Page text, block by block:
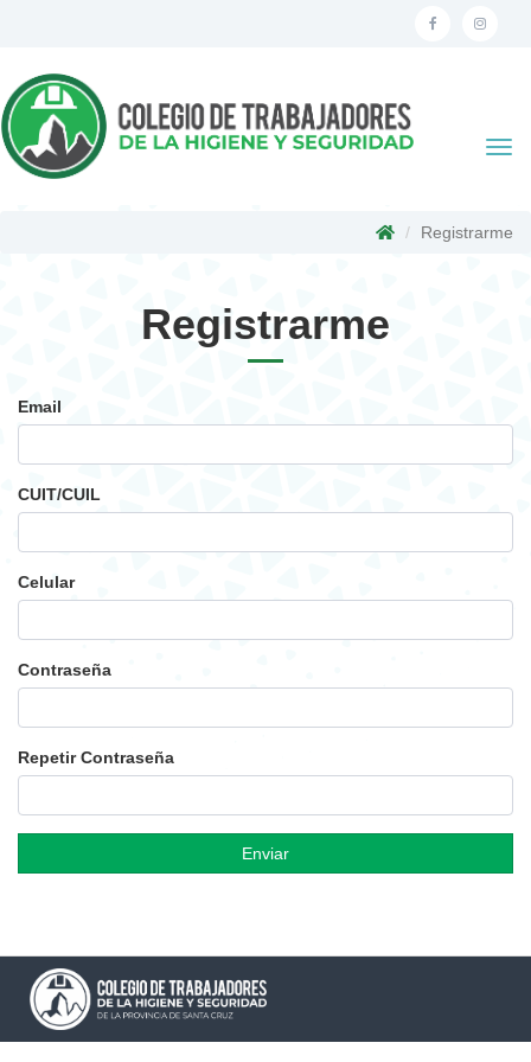
Registrarme
Registrarme
Email
CUIT/CUIL
Celular
Contraseña
Repetir Contraseña
Enviar